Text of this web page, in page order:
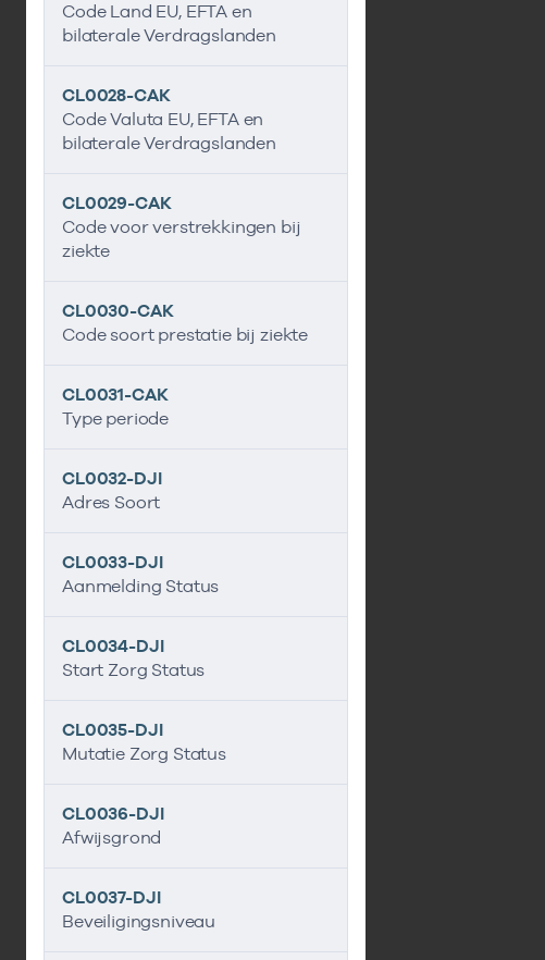
Code Land EU, EFTA en
bilaterale Verdragslanden
CL0028-CAK
Code Valuta EU, EFTA en
bilaterale Verdragslanden
CL0029-CAK
Code voor verstrekkingen bij
ziekte
CL0030-CAK
Code soort prestatie bij ziekte
CL0031-CAK
Type periode
CL0032-DJI
Adres Soort
CL0033-DJI
Aanmelding Status
CL0034-DJI
Start Zorg Status
CL0035-DJI
Mutatie Zorg Status
CL0036-DJI
Afwijsgrond
CL0037-DJI
Beveiligingsniveau